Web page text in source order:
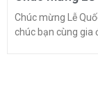
Chúc mừng Lễ
chúc bạn cùng gia